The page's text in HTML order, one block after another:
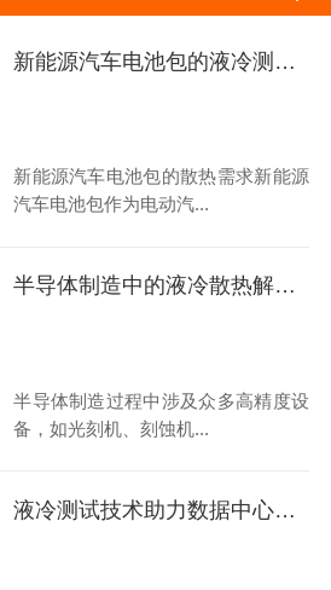
新能源汽车电池包的液冷测试验证
新能源汽车电池包的散热需求新能源
汽车电池包作为电动汽...
半导体制造中的液冷散热解决方案
半导体制造过程中涉及众多高精度设
备，如光刻机、刻蚀机...
液冷测试技术助力数据中心绿色转型